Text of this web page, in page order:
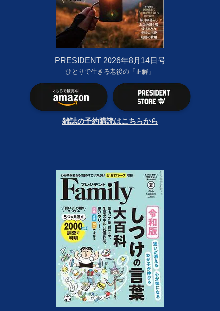
PRESIDENT 2026年8月14日号
ひとりで生きる老後の「正解」
雑誌の予約購読はこちらから